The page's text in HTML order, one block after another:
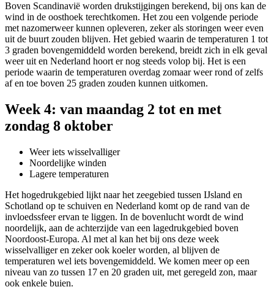
Boven Scandinavië worden drukstijgingen berekend, bij ons kan de
wind in de oosthoek terechtkomen. Het zou een volgende periode
met nazomerweer kunnen opleveren, zeker als storingen weer even
uit de buurt zouden blijven. Het gebied waarin de temperaturen 1 tot
3 graden bovengemiddeld worden berekend, breidt zich in elk geval
weer uit en Nederland hoort er nog steeds volop bij. Het is een
periode waarin de temperaturen overdag zomaar weer rond of zelfs
af en toe boven 25 graden zouden kunnen uitkomen.
Week 4: van maandag 2 tot en met
zondag 8 oktober
Weer iets wisselvalliger
Noordelijke winden
Lagere temperaturen
Het hogedrukgebied lijkt naar het zeegebied tussen IJsland en
Schotland op te schuiven en Nederland komt op de rand van de
invloedssfeer ervan te liggen. In de bovenlucht wordt de wind
noordelijk, aan de achterzijde van een lagedrukgebied boven
Noordoost-Europa. Al met al kan het bij ons deze week
wisselvalliger en zeker ook koeler worden, al blijven de
temperaturen wel iets bovengemiddeld. We komen meer op een
niveau van zo tussen 17 en 20 graden uit, met geregeld zon, maar
ook enkele buien.